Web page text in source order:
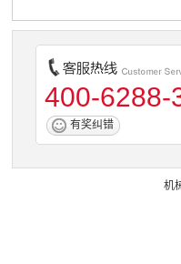
400-6288-
有奖纠错
机